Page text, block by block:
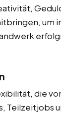
um
die
Teilzeitjobs